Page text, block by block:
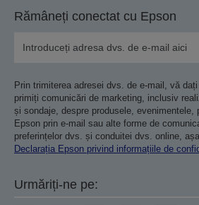
Rămâneți conectat cu Epson
Prin trimiterea adresei dvs. de e-mail, vă
primiți comunicări de marketing, inclusiv
și sondaje, despre produsele, evenimentele,
Epson prin e-mail sau alte forme de
preferințelor dvs. și conduitei dvs. online,
Declarația Epson privind informațiile de
Urmăriți-ne pe: